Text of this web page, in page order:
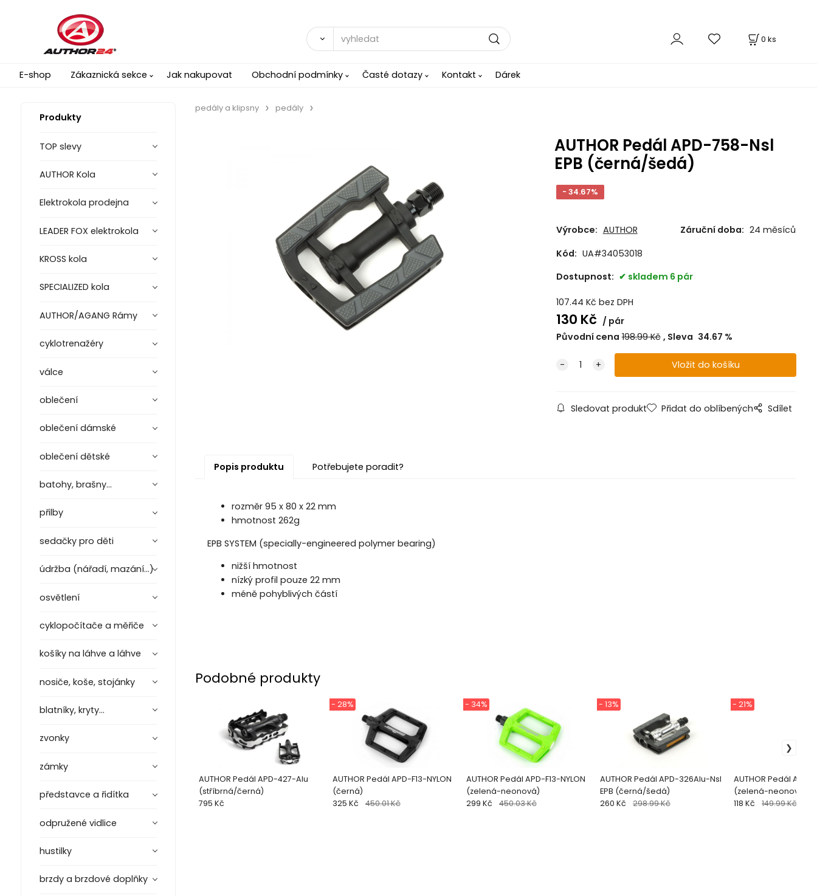
0 ks
E-shop Zákaznická sekce Jak nakupovat Obchodní podmínky Časté dotazy Kontakt Dárek
Produkty
TOP slevy
AUTHOR Kola
Elektrokola prodejna
LEADER FOX elektrokola
KROSS kola
SPECIALIZED kola
AUTHOR/AGANG Rámy
cyklotrenažéry
válce
oblečení
oblečení dámské
oblečení dětské
batohy, brašny...
přilby
sedačky pro děti
údržba (nářadí, mazání...)
osvětlení
cyklopočítače a měřiče
košíky na láhve a láhve
nosiče, koše, stojánky
blatníky, kryty...
zvonky
zámky
představce a řidítka
odpružené vidlice
hustilky
brzdy a brzdové doplňky
pedály a klipsny pedály
AUTHOR Pedál APD-758-Nsl
EPB (černá/šedá)
- 34.67%
Výrobce: AUTHOR Záruční doba: 24 měsíců
Kód: UA#34053018
Dostupnost:
skladem 6 pár
107.44 Kč bez DPH
130 Kč
pár
Původní cena 198.99Kč Sleva 34.67 %
Sledovat produkt Přidat do oblíbených Sdílet
Popis produktu Potřebujete poradit?
rozměr 95 x 80 x 22 mm
hmotnost 262g
EPB SYSTEM (specially-engineered polymer bearing)
nižší hmotnost
nízký profil pouze 22 mm
méně pohyblivých částí
Podobné produkty
AUTHOR Pedál APD-427-Alu
(stříbrná/černá)
795 Kč
AUTHOR Pedál APD-F13-NYLON
(černá)
- 28%
325 Kč 450.01 Kč
AUTHOR Pedál APD-F13-NYLON
(zelená-neonová)
- 34%
299 Kč 450.03 Kč
AUTHOR Pedál APD-326Alu-Nsl
EPB (černá/šedá)
- 13%
260 Kč 298.99 Kč
AUTHOR Pedál
(zelená-neonová)
- 21%
118 Kč 149.99 Kč